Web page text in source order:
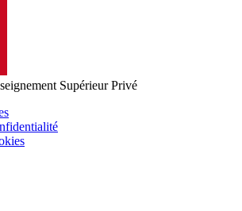
Supérieur Privé